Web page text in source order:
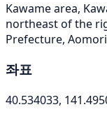
Kawame area,
northeast of the
Prefecture, Aomori
좌표
40.534033,